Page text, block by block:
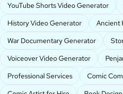
YouTube Shorts Video Generator
History Video Generator
Ancient
War Documentary Generator
Voiceover Video Generator
Professional Services
Comic